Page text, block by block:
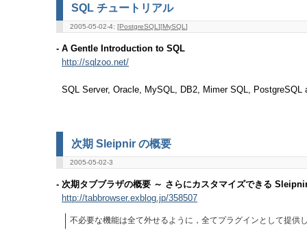
SQL チュートリアル
2005-05-02-4: [PostgreSQL][MySQL]
- A Gentle Introduction to SQL
http://sqlzoo.net/
SQL Server, Oracle, MySQL, DB2, Mimer SQL,
次期 Sleipnir の概要
2005-05-02-3
- 次期タブブラザの概要 ～ さらにカスタマイズできる
http://tabbrowser.exblog.jp/358507
不必要な機能は全て外せるように，全てプラグインとして提供